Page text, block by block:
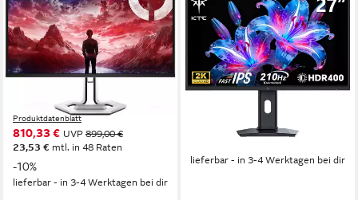
Legion Pro 27UD-
10(G25270UY0) OLED-
Monitor
67 cm/ 27 Zoll Diagonale
3840 x 2160 px, 4K Ultra HD
Reaktionszeit
Produktdatenblatt
810,33 € UVP 899,00 €
23,53 € mtl. in 48 Raten
-10%
lieferbar - in 3-4 Werktagen bei dir
H27T7P-2 Gaming-Monitor
2560×1440 px, QHD Auflösung
1 ms Reaktionszeit
200 Hz Bildwiederholfrequenz
Produktdatenblatt
129,00 € UVP279,00 €
nur bis Dienstag
mtl. in 12 Raten
lieferbar - in 3-4 Werktagen bei dir